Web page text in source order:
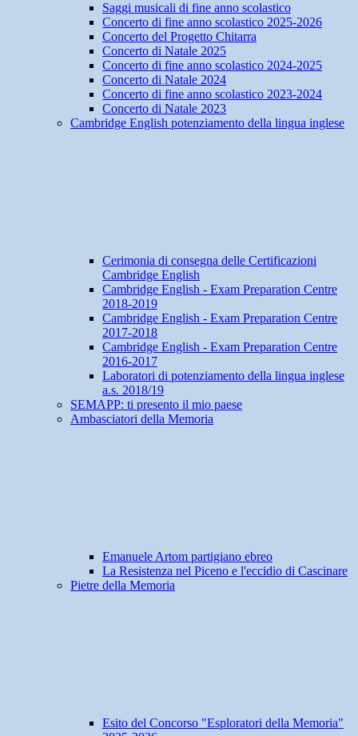
Saggi musicali di fine anno scolastico
Concerto di fine anno scolastico 2025-2026
Concerto del Progetto Chitarra
Concerto di Natale 2025
Concerto di fine anno scolastico 2024-2025
Concerto di Natale 2024
Concerto di fine anno scolastico 2023-2024
Concerto di Natale 2023
Cambridge English potenziamento della lingua inglese
Cerimonia di consegna delle Certificazioni
Cambridge English
Cambridge English - Exam Preparation Centre
2018-2019
Cambridge English - Exam Preparation Centre
2017-2018
Cambridge English - Exam Preparation Centre
2016-2017
Laboratori di potenziamento della lingua inglese
a.s. 2018/19
SEMAPP: ti presento il mio paese
Ambasciatori della Memoria
Emanuele Artom partigiano ebreo
La Resistenza nel Piceno e l'eccidio di Cascinare
Pietre della Memoria
Esito del Concorso "Esploratori della Memoria"